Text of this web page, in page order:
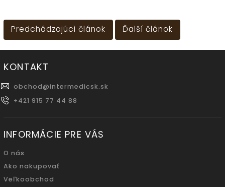
Predchádzajúci článok Ďalší článok
KONTAKT
obchod@intermedicsk.sk
+421 915 77 44 88
INFORMÁCIE PRE VÁS
O nás
Ako nakupovať
Veľkoobchod